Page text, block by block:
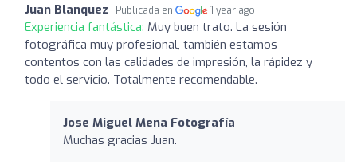
Juan Blanquez Publicada en 1 year ago
Experiencia fantástica: Muy buen trato. La sesión
fotográfica muy profesional, también estamos
contentos con las calidades de impresión, la rápidez y
todo el servicio. Totalmente recomendable.
Jose Miguel Mena Fotografía
Muchas gracias Juan.